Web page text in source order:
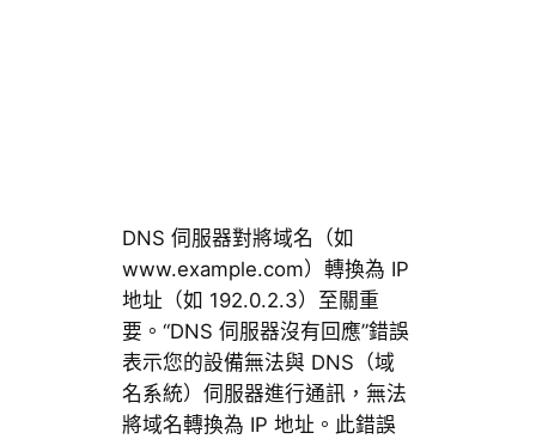
DNS 伺服器對將域名（如
www.example.com）轉換為 IP
地址（如 192.0.2.3）至關重
要。“DNS 伺服器沒有回應”錯誤
表示您的設備無法與 DNS（域
名系統）伺服器進行通訊，無法
將域名轉換為 IP 地址。此錯誤